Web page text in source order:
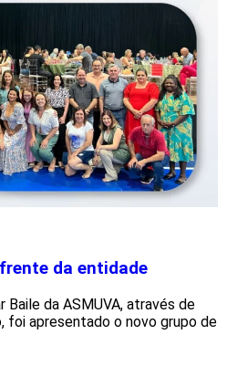
da entidade
da ASMUVA, através de
foi apresentado o novo grupo de